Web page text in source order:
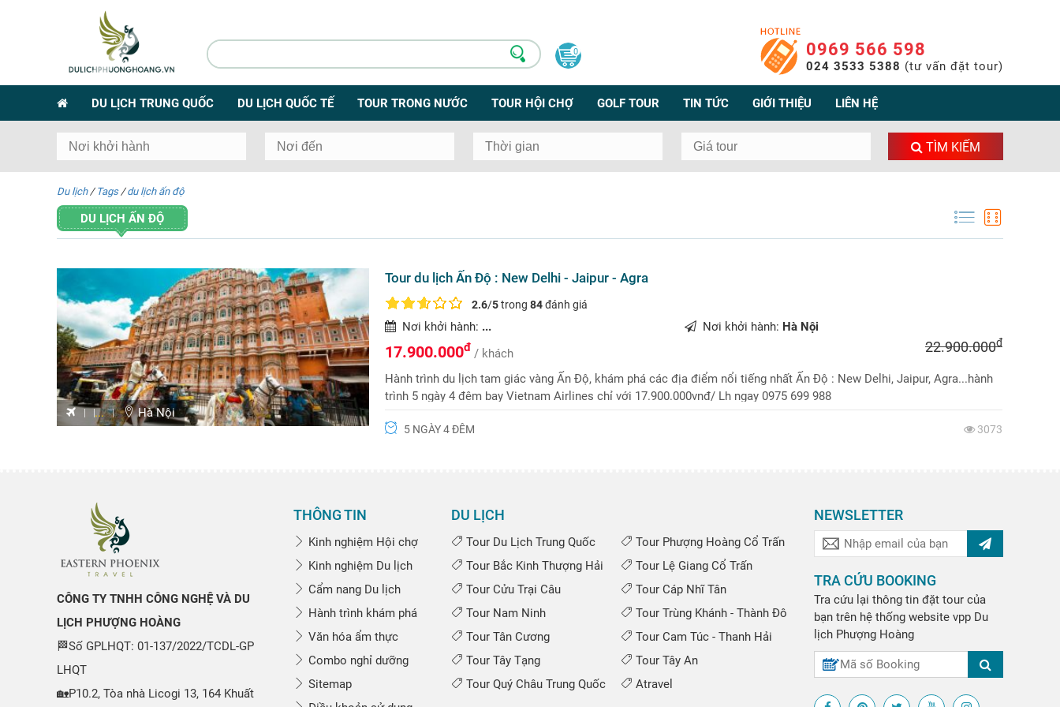
0 0969 566 598
024 3533 5388 (tư vấn đặt tour)
DU LỊCH TRUNG QUỐC DU LỊCH QUỐC TẾ TOUR TRONG NƯỚC TOUR HỘI CHỢ GOLF TOUR TIN TỨC GIỚI THIỆU LIÊN HỆ
TÌM KIẾM
Du lịch / Tags / du lịch ấn độ
DU LỊCH ẤN ĐỘ
... Hà Nội
Tour du lịch Ấn Độ : New Delhi - Jaipur - Agra
2.6/5trong 84đánh giá
Nơi khởi hành: ... Nơi khởi hành: Hà Nội
17.900.000đ / khách 22.900.000đ
Hành trình du lịch tam giác vàng Ấn Độ, khám phá các địa điểm nổi tiếng nhất Ấn Độ : New Delhi, Jaipur, Agra...hành
trình 5 ngày 4 đêm bay Vietnam Airlines chỉ với 17.900.000vnđ/ Lh ngay 0975 699 988
5 NGÀY 4 ĐÊM 3073
CÔNG TY TNHH CÔNG NGHỆ VÀ DU
LỊCH PHƯỢNG HOÀNG
🏁Số GPLHQT: 01-137/2022/TCDL-GP
LHQT
🏡P10.2, Tòa nhà Licogi 13, 164 Khuất
THÔNG TIN
Kinh nghiệm Hội chợ
Kinh nghiệm Du lịch
Cẩm nang Du lịch
Hành trình khám phá
Văn hóa ẩm thực
Combo nghỉ dưỡng
Sitemap
DU LỊCH
Tour Du Lịch Trung Quốc
Tour Phượng Hoàng Cổ Trấn
Tour Bắc Kinh Thượng Hải
Tour Lệ Giang Cổ Trấn
Tour Cửu Trại Câu
Tour Cáp Nhĩ Tân
Tour Nam Ninh
Tour Trùng Khánh - Thành Đô
Tour Tân Cương
Tour Cam Túc - Thanh Hải
Tour Tây Tạng
Tour Tây An
Tour Quý Châu Trung Quốc
Atravel
NEWSLETTER
TRA CỨU BOOKING
Tra cứu lại thông tin đặt tour của
bạn trên hệ thống website vpp Du
lịch Phượng Hoàng